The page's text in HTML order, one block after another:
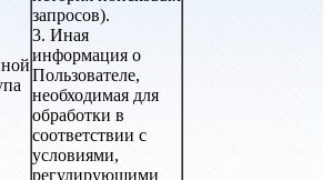
запросов).
3. Иная
информация о
Пользователе,
необходимая для
обработки в
соответствии с
условиями,
регулирующими